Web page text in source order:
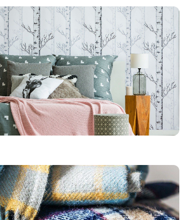
para te inspirar